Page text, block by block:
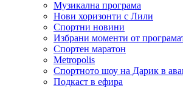
Музикална програма
Нови хоризонти с Лили
Спортни новини
Избрани моменти от
Спортен маратон
Metropolis
Спортното шоу на Дарик в
Подкаст в ефира